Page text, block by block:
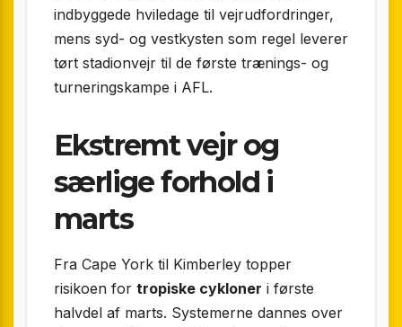
indbyggede hviledage til vejrudfordringer,
mens syd- og vestkysten som regel leverer
tørt stadionvejr til de første trænings- og
turneringskampe i AFL.
Ekstremt vejr og
særlige forhold i
marts
Fra Cape York til Kimberley topper
risikoen for tropiske cykloner i første
halvdel af marts. Systemerne dannes over